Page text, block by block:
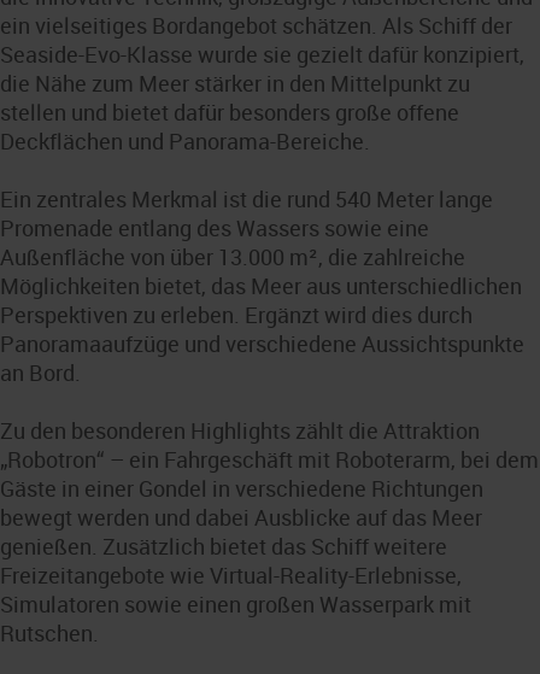
ein vielseitiges Bordangebot schätzen. Als Schiff der
Seaside-Evo-Klasse wurde sie gezielt dafür konzipiert,
die Nähe zum Meer stärker in den Mittelpunkt zu
stellen und bietet dafür besonders große offene
Deckflächen und Panorama-Bereiche.
Ein zentrales Merkmal ist die rund 540 Meter lange
Promenade entlang des Wassers sowie eine
Außenfläche von über 13.000 m², die zahlreiche
Möglichkeiten bietet, das Meer aus unterschiedlichen
Perspektiven zu erleben. Ergänzt wird dies durch
Panoramaaufzüge und verschiedene Aussichtspunkte
an Bord.
Zu den besonderen Highlights zählt die Attraktion
„Robotron“ – ein Fahrgeschäft mit Roboterarm, bei dem
Gäste in einer Gondel in verschiedene Richtungen
bewegt werden und dabei Ausblicke auf das Meer
genießen. Zusätzlich bietet das Schiff weitere
Freizeitangebote wie Virtual-Reality-Erlebnisse,
Simulatoren sowie einen großen Wasserpark mit
Rutschen.